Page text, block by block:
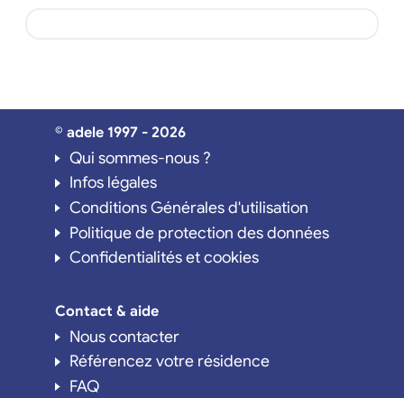
© adele 1997 - 2026
Qui sommes-nous ?
Infos légales
Conditions Générales d'utilisation
Politique de protection des données
Confidentialités et cookies
Contact & aide
Nous contacter
Référencez votre résidence
FAQ